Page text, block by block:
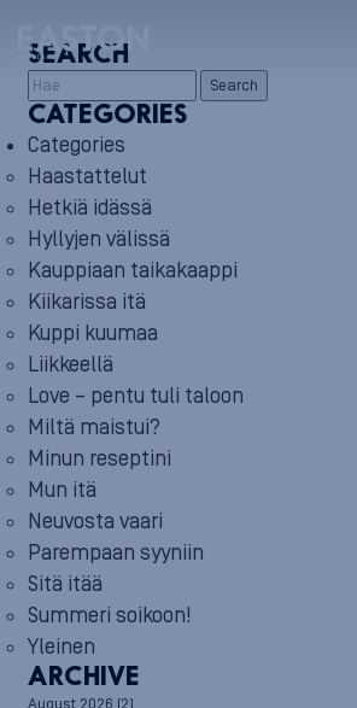
SEARCH
Search
CATEGORIES
Categories
Haastattelut
Hetkiä idässä
Hyllyjen välissä
Kauppiaan taikakaappi
Kiikarissa itä
Kuppi kuumaa
Liikkeellä
Love – pentu tuli taloon
Miltä maistui?
Minun reseptini
Mun itä
Neuvosta vaari
Parempaan syyniin
Sitä itää
Summeri soikoon!
Yleinen
ARCHIVE